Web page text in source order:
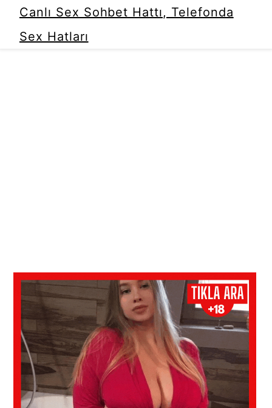
Canlı Sex Sohbet Hattı, Telefonda
Sex Hatları